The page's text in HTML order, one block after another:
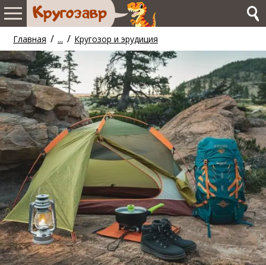
Главная / ... / Кругозор и эрудиция